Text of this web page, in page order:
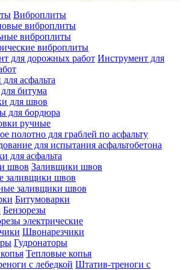
Виброплиты
виброплиты
виброплиты
виброплиты
Инструмент для
асфальта
битума
для швов
для бордюра
ручные
полотно для граблей по асфальту
для испытания асфальтобетона
для асфальта
Заливщики швов
заливщики швов
заливщики швов
Битумоварки
Бензорезы
электрические
Швонарезчики
Гудронаторы
Тепловые копья
Штатив-треноги с